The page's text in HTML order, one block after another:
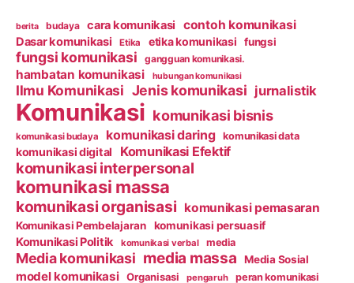
berita budaya cara komunikasi contoh komunikasi
Dasar komunikasi Etika etika komunikasi fungsi
fungsi komunikasi gangguan komunikasi.
hambatan komunikasi hubungan komunikasi
Ilmu Komunikasi Jenis komunikasi jurnalistik
Komunikasi komunikasi bisnis
komunikasi budaya komunikasi daring komunikasi data
komunikasi digital Komunikasi Efektif
komunikasi interpersonal
komunikasi massa
komunikasi organisasi komunikasi pemasaran
Komunikasi Pembelajaran komunikasi persuasif
Komunikasi Politik komunikasi verbal media
Media komunikasi media massa Media Sosial
model komunikasi Organisasi pengaruh peran komunikasi